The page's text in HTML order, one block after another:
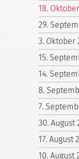
18.
29.
3. Oktober
15.
14.
8.
7.
30. August
17. August
10. August